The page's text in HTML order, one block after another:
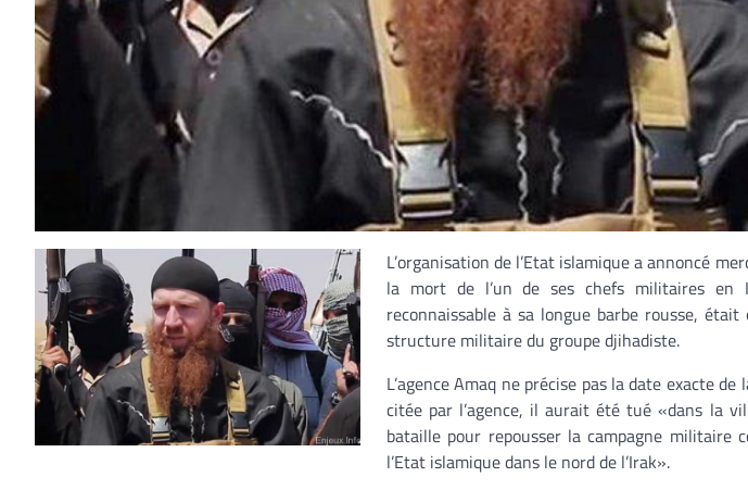
L’organisation de l’Etat islamique a annoncé
la mort de l’un de ses chefs militaires en
reconnaissable à sa longue barbe rousse,
structure militaire du groupe djihadiste.
L’agence Amaq ne précise pas la date exacte
citée par l’agence, il aurait été tué «dans la
bataille pour repousser la campagne militaire
l’Etat islamique dans le nord de l’Irak».